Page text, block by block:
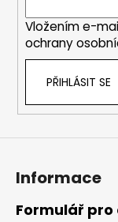
Vložením e-
ochrany
PŘIHLÁSIT SE
Informace
Formulář